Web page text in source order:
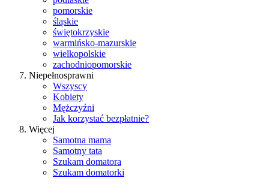
pomorskie
śląskie
świętokrzyskie
warmińsko-mazurskie
wielkopolskie
zachodniopomorskie
Niepełnosprawni
Wszyscy
Kobiety
Mężczyźni
Jak korzystać bezpłatnie?
Więcej
Samotna mama
Samotny tata
Szukam domatora
Szukam domatorki